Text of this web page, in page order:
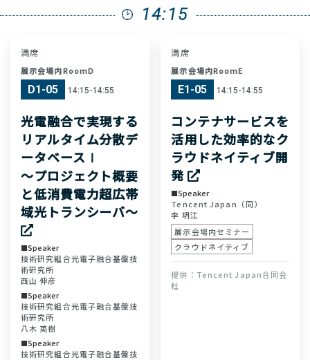
14:15
満席
展示会場内RoomD
D1-05 14:15-14:55
光電融合で実現する
リアルタイム分散デ
ータベースⅠ
〜プロジェクト概要
と低消費電力超広帯
域光トランシーバ〜
Speaker
技術研究組合光電子融合基盤技
術研究所
西山 伸彦
Speaker
技術研究組合光電子融合基盤技
術研究所
八木 英樹
Speaker
技術研究組合光電子融合基盤技
満席
展示会場内RoomE
E1-05 14:15-14:55
コンテナサービスを
活用した効率的なク
ラウドネイティブ開
発
Speaker
Tencent Japan（同）
李 玥江
展示会場内セミナー
クラウドネイティブ
Tencent Japan合同会
社